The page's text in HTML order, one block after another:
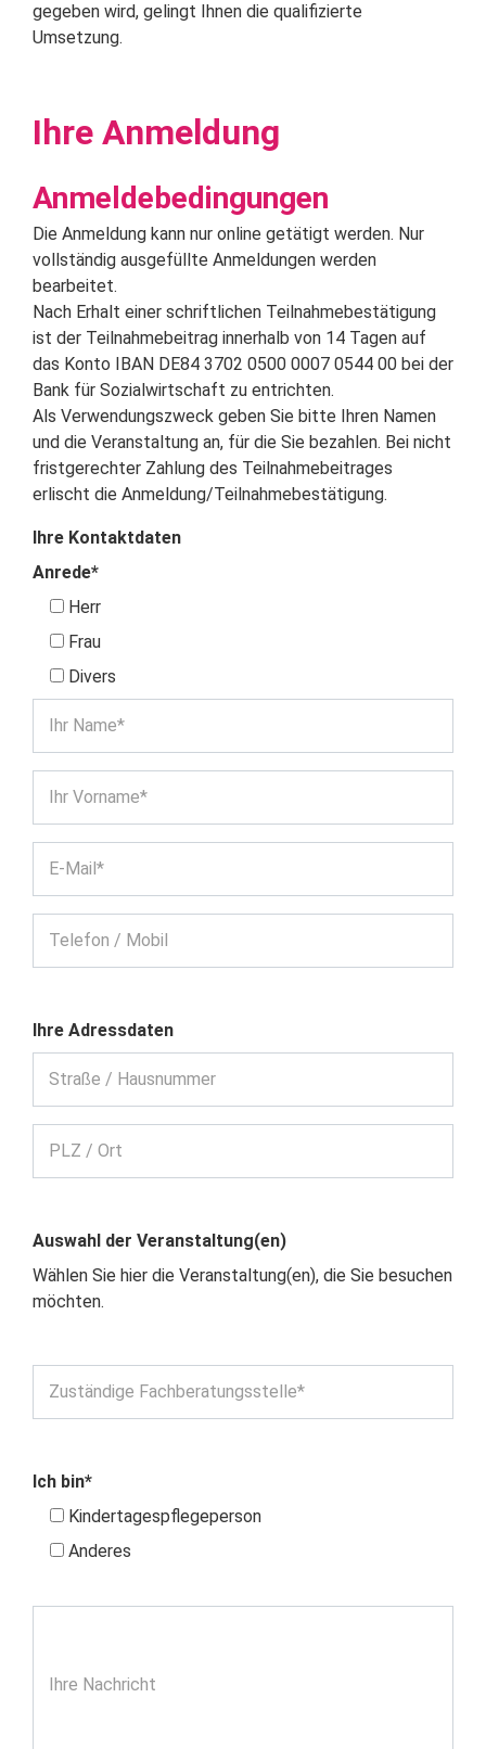
gegeben wird, gelingt Ihnen die qualifizierte
Umsetzung.
Ihre Anmeldung
Anmeldebedingungen
Die Anmeldung kann nur online getätigt werden. Nur
vollständig ausgefüllte Anmeldungen werden
bearbeitet.
Nach Erhalt einer schriftlichen Teilnahmebestätigung
ist der Teilnahmebeitrag innerhalb von 14 Tagen auf
das Konto IBAN DE84 3702 0500 0007 0544 00 bei der
Bank für Sozialwirtschaft zu entrichten.
Als Verwendungszweck geben Sie bitte Ihren Namen
und die Veranstaltung an, für die Sie bezahlen. Bei nicht
fristgerechter Zahlung des Teilnahmebeitrages
erlischt die Anmeldung/Teilnahmebestätigung.
Ihre Kontaktdaten
Anrede*
Herr
Frau
Divers
Ihr Name*
Ihr Vorname*
E-Mail*
Telefon / Mobil
Ihre Adressdaten
Straße / Hausnummer
PLZ / Ort
Auswahl der Veranstaltung(en)
Wählen Sie hier die Veranstaltung(en), die Sie besuchen
möchten.
Zuständige Fachberatungsstelle*
Ich bin*
Kindertagespflegeperson
Anderes
Ihre Nachricht